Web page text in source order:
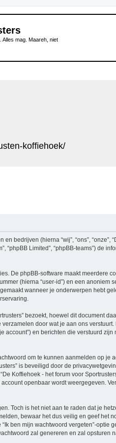
mag. Maareh, niet
koffiehoek/
bedrijven (hierna “wij”, “ons”, “onze”,
“phpBB Limited”, “phpBB-teams”) de
De phpBB-software maakt meerdere
(hierna “user-id”) en een anoniem
wanneer je onderwerpen hebt
bezoekt, hoewel dit document
door wat je aan ons
account”) en berichten die verstuurd
om te kunnen aanmelden op je
is beveiligd door de
Koffiehoek - het forum voor
openbaar wordt weergegeven.
Toch is het niet aan te raden dat je
bewaar het dus veilig en geef het
ben mijn wachtwoord vergeten”-optie
zal genereren en zal opsturen